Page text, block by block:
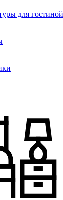
для гостиной